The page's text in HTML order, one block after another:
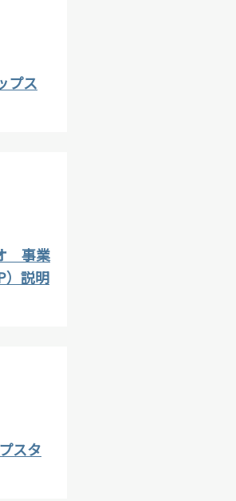
プス
事業
）説明
スタ